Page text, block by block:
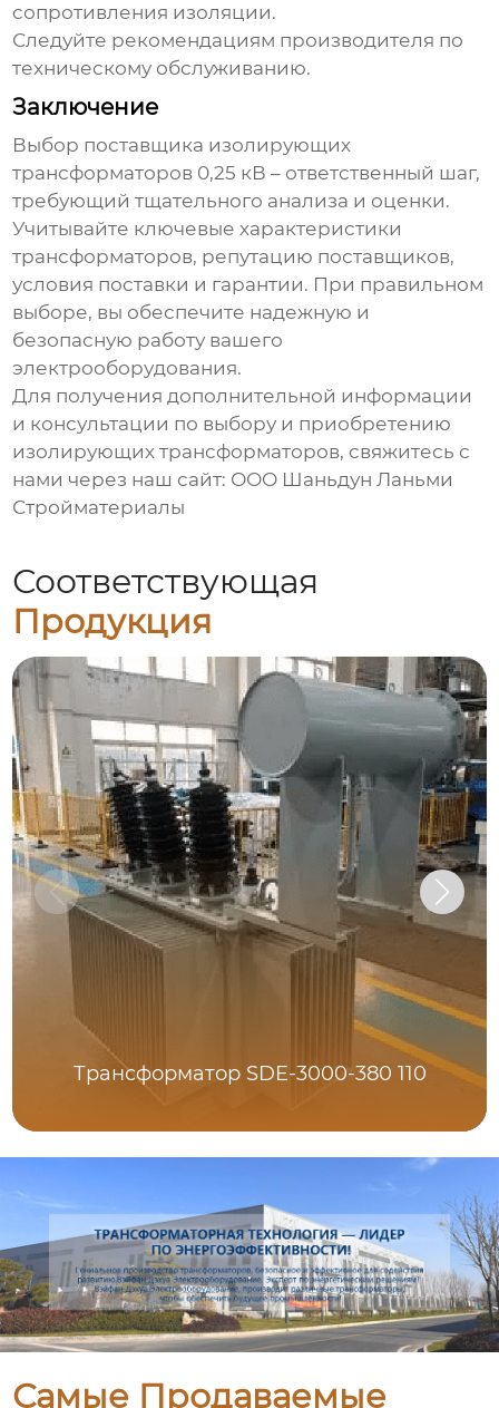
сопротивления изоляции.
Следуйте рекомендациям производителя по
техническому обслуживанию.
Заключение
Выбор поставщика изолирующих
трансформаторов 0,25 кВ – ответственный шаг,
требующий тщательного анализа и оценки.
Учитывайте ключевые характеристики
трансформаторов, репутацию поставщиков,
условия поставки и гарантии. При правильном
выборе, вы обеспечите надежную и
безопасную работу вашего
электрооборудования.
Для получения дополнительной информации
и консультации по выбору и приобретению
изолирующих трансформаторов, свяжитесь с
нами через наш сайт: ООО Шаньдун Ланьми
Стройматериалы
Соответствующая
Продукция
Трансформатор SDE-3000-380 110
Самые Продаваемые